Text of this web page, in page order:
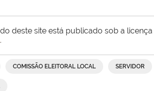
deste site está publicado sob a licença
.
COMISSÃO ELEITORAL LOCAL SERVIDOR